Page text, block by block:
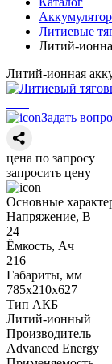
Литиевые
Литий-
Литий-ионная
Задать
цена по запросу
запросить цену
Основные
Напряжение, В
24
Ёмкость, Ач
216
Габариты, мм
785х210х627
Тип АКБ
Литий-ионный
Производитель
Advanced Energy